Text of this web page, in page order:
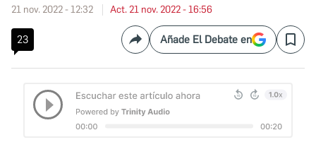
21 nov. 2022 - 12:32 Act. 21 nov. 2022 - 16:56
23 CompartirAñade El Debate en Save